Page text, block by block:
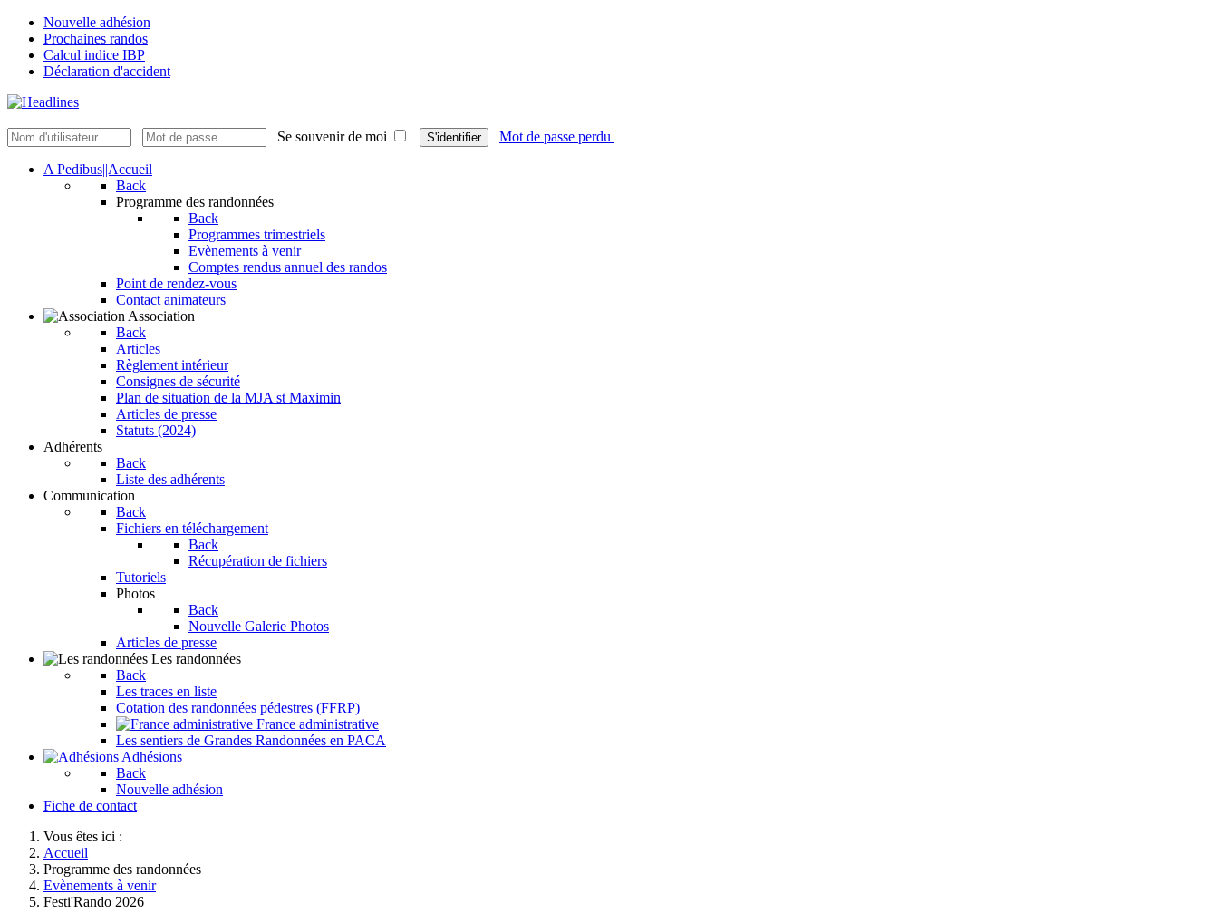
Nouvelle adhésion
Prochaines randos
Calcul indice IBP
Déclaration d'accident
Se souvenir de moi S'identifier Mot de passe perdu
A Pedibus||Accueil
Back
Programme des randonnées
Back
Programmes trimestriels
Evènements à venir
Comptes rendus annuel des randos
Point de rendez-vous
Contact animateurs
Association
Back
Articles
Règlement intérieur
Consignes de sécurité
Plan de situation de la MJA st Maximin
Articles de presse
Statuts (2024)
Adhérents
Back
Liste des adhérents
Communication
Back
Fichiers en téléchargement
Back
Récupération de fichiers
Tutoriels
Photos
Back
Nouvelle Galerie Photos
Articles de presse
Les randonnées
Back
Les traces en liste
Cotation des randonnées pédestres (FFRP)
France administrative
Les sentiers de Grandes Randonnées en PACA
Adhésions
Back
Nouvelle adhésion
Fiche de contact
Vous êtes ici :
Accueil
Programme des randonnées
Evènements à venir
Festi'Rando 2026